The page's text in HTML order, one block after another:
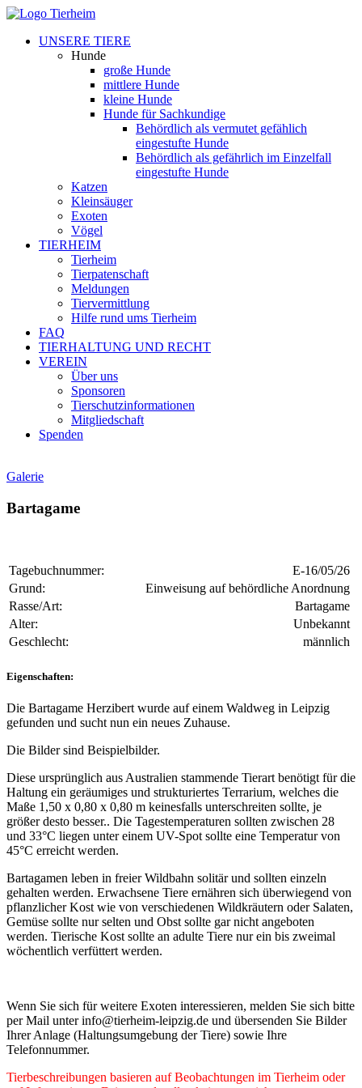
UNSERE TIERE
Hunde
große Hunde
mittlere Hunde
kleine Hunde
Hunde für Sachkundige
Behördlich als vermutet gefählich
eingestufte Hunde
Behördlich als gefährlich im Einzelfall
eingestufte Hunde
Katzen
Kleinsäuger
Exoten
Vögel
TIERHEIM
Tierheim
Tierpatenschaft
Meldungen
Tiervermittlung
Hilfe rund ums Tierheim
FAQ
TIERHALTUNG UND RECHT
VEREIN
Über uns
Sponsoren
Tierschutzinformationen
Mitgliedschaft
Spenden
Galerie
Bartagame
Tagebuchnummer:
E-16/05/26
Grund:
Einweisung auf behördliche Anordnung
Rasse/Art:
Bartagame
Alter:
Unbekannt
Geschlecht:
männlich
Eigenschaften:
Die Bartagame Herzibert wurde auf einem Waldweg in Leipzig
gefunden und sucht nun ein neues Zuhause.
Die Bilder sind Beispielbilder.
Diese ursprünglich aus Australien stammende Tierart benötigt für die
Haltung ein geräumiges und strukturiertes Terrarium, welches die
Maße 1,50 x 0,80 x 0,80 m keinesfalls unterschreiten sollte, je
größer desto besser.. Die Tagestemperaturen sollten zwischen 28
und 33°C liegen unter einem UV-Spot sollte eine Temperatur von
45°C erreicht werden.
Bartagamen leben in freier Wildbahn solitär und sollten einzeln
gehalten werden. Erwachsene Tiere ernähren sich überwiegend von
pflanzlicher Kost wie von verschiedenen Wildkräutern oder Salaten,
Gemüse sollte nur selten und Obst sollte gar nicht angeboten
werden. Tierische Kost sollte an adulte Tiere nur ein bis zweimal
wöchentlich verfüttert werden.
Wenn Sie sich für weitere Exoten interessieren, melden Sie sich bitte
per Mail unter info@tierheim-leipzig.de und übersenden Sie Bilder
Ihrer Anlage (Haltungsumgebung der Tiere) sowie Ihre
Telefonnummer.
Tierbeschreibungen basieren auf Beobachtungen im Tierheim oder